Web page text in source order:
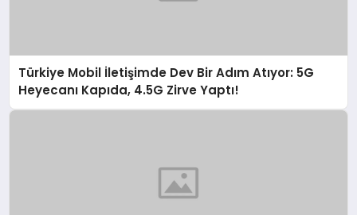
Türkiye Mobil İletişimde Dev Bir Adım Atıyor: 5G
Heyecanı Kapıda, 4.5G Zirve Yaptı!